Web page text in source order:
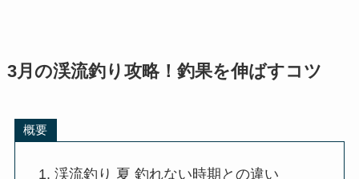
3月の渓流釣り攻略！釣果を伸ばすコツ
概要
渓流釣り 夏 釣れない時期との違い